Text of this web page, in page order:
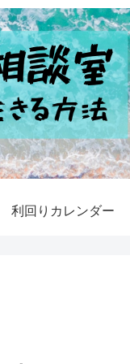
利回りカレンダー